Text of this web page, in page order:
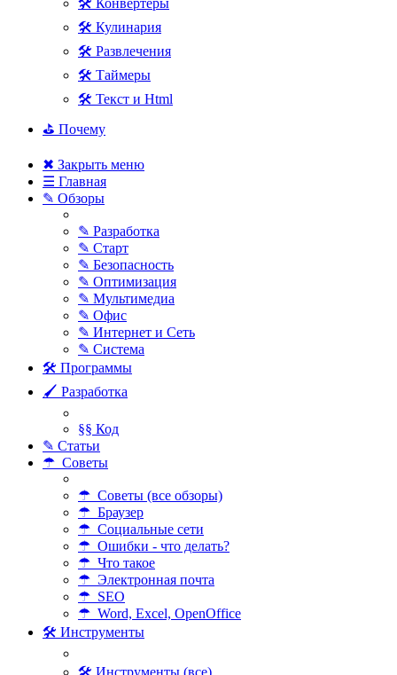
🛠 Конвертеры
🛠 Кулинария
🛠 Развлечения
🛠 Таймеры
🛠 Текст и Html
⛳ Почему
✖ Закрыть меню
☰ Главная
✎ Обзоры
✎ Разработка
✎ Старт
✎ Безопасность
✎ Оптимизация
✎ Мультимедиа
✎ Офис
✎ Интернет и Сеть
✎ Система
🛠 Программы
🖌 Разработка
§§ Код
✎ Статьи
☂ Советы
☂ Советы (все обзоры)
☂ Браузер
☂ Социальные сети
☂ Ошибки - что делать?
☂ Что такое
☂ Электронная почта
☂ SEO
☂ Word, Excel, OpenOffice
🛠 Инструменты
🛠 Инструменты (все)